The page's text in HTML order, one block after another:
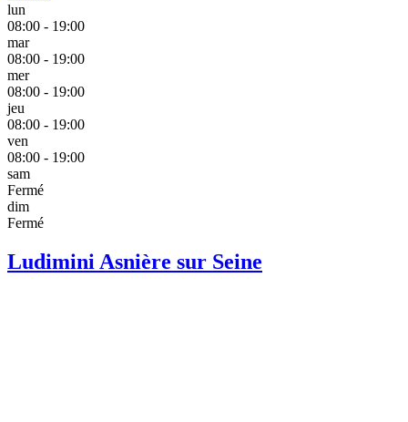
lun
08:00 - 19:00
mar
08:00 - 19:00
mer
08:00 - 19:00
jeu
08:00 - 19:00
ven
08:00 - 19:00
sam
Fermé
dim
Fermé
Ludimini Asnière sur Seine